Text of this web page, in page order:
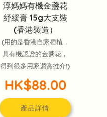
淳媽媽有機金盞花
紓緩膏 15g大支裝
(香港製造）
(用的是香港自家種植，
具有機認證的金盞花，
得到很多用家讚賞推介!)
HK$88.00
產品詳情